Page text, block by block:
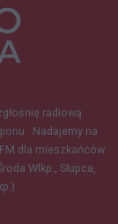
radiową
Nadajemy na
dla mieszkańców
Wlkp., Słupca,